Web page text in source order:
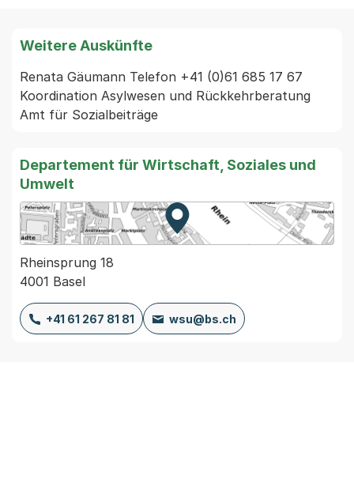
Weitere Auskünfte
Renata Gäumann Telefon +41 (0)61 685 17 67
Koordination Asylwesen und Rückkehrberatung
Amt für Sozialbeiträge
Departement für Wirtschaft, Soziales und
Umwelt
Zur Karte von MapBS.
Externer Link, wird in einem
Rheinsprung 18
4001 Basel
+41 61 267 81 81 wsu@bs.ch